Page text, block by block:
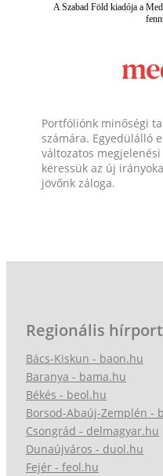
A Szabad Föld kiadója a
Portfóliónk minőségi
számára. Egyedülálló
változatos
keressük az új
jövőnk záloga.
Regionális
Bács-Kiskun - baon.hu
Baranya - bama.hu
Békés - beol.hu
Borsod-Abaúj-Zemplén -
Csongrád - delmagyar.hu
Dunaújváros - duol.hu
Fejér - feol.hu